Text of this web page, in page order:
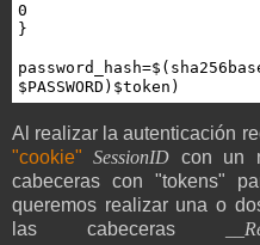
0
}
$PASSWORD)$token)
Al realizar la autenticación
"cookie"
SessionID con un
cabeceras con "tokens"
queremos realizar una o
las cabeceras